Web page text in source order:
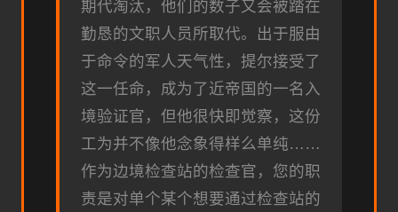
期代淘汰，他们的数子又会被踏在
勤恳的文职人员所取代。出于服由
于命令的军人天气性，提尔接受了
这一任命，成为了近帝国的一名入
境验证官，但他很快即觉察，这份
工为并不像他念象得样么单纯……
作为边境检查站的检查官，您的职
责是对单个某个想要通过检查站的